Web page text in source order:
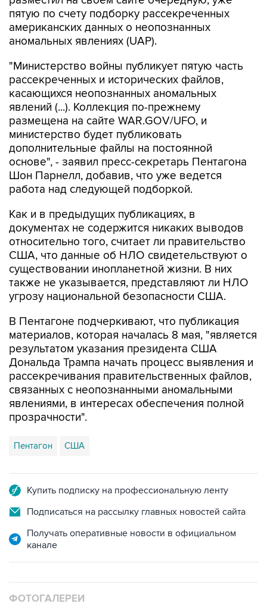
пятую по счету подборку рассекреченных
американских данных о неопознанных
аномальных явлениях (UAP).
"Министерство войны публикует пятую часть
рассекреченных и исторических файлов,
касающихся неопознанных аномальных
явлений (...). Коллекция по-прежнему
размещена на сайте WAR.GOV/UFO, и
министерство будет публиковать
дополнительные файлы на постоянной
основе", - заявил пресс-секретарь Пентагона
Шон Парнелл, добавив, что уже ведется
работа над следующей подборкой.
Как и в предыдущих публикациях, в
документах не содержится никаких выводов
относительно того, считает ли правительство
США, что данные об НЛО свидетельствуют о
существовании инопланетной жизни. В них
также не указывается, представляют ли НЛО
угрозу национальной безопасности США.
В Пентагоне подчеркивают, что публикация
материалов, которая началась 8 мая, "является
результатом указания президента США
Дональда Трампа начать процесс выявления и
рассекречивания правительственных файлов,
связанных с неопознанными аномальными
явлениями, в интересах обеспечения полной
прозрачности".
Пентагон США
Купить подписку на профессиональную ленту
Подписаться на рассылку главных новостей сайта
Получать оперативные новости в официальном
канале
ФОТОГАЛЕРЕИ